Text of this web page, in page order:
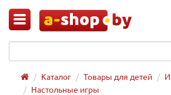
Каталог Товары для детей
Настольные игры